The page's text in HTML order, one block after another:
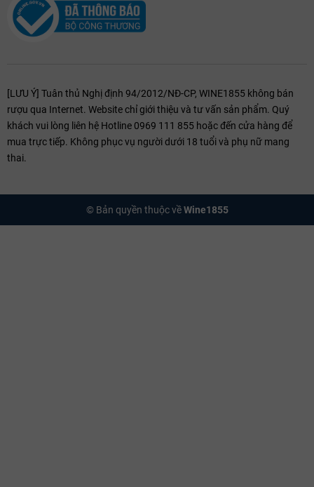
[LƯU Ý] Tuân thủ Nghị định 94/2012/NĐ-CP, WINE1855 không bán
rượu qua Internet. Website chỉ giới thiệu và tư vấn sản phẩm. Quý
khách vui lòng liên hệ Hotline 0969 111 855 hoặc đến cửa hàng để
mua trực tiếp. Không phục vụ người dưới 18 tuổi và phụ nữ mang
thai.
© Bản quyền thuộc vềWine1855